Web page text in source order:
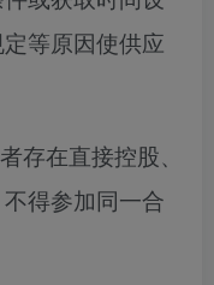
等原因使供应
存在直接控股、
得参加同一合